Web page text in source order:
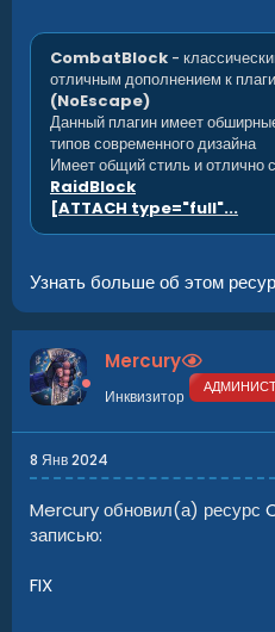
CombatBlock -
отличным дополнением к
(NoEscape)
Данный плагин имеет
типов современного дизайна
Имеет общий стиль и отлично
RaidBlock
[ATTACH type="full"...
Узнать больше об этом
Mercury
Инквизитор
8 Янв 2024
Mercury обновил(а) ресурс
записью:
FIX